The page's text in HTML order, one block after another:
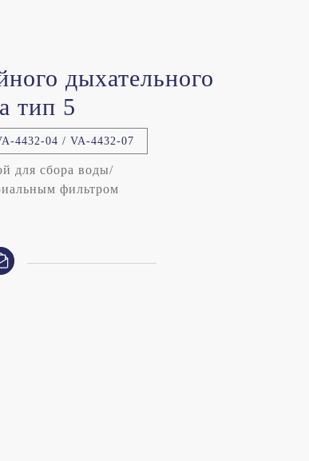
дыхательного
тип 5
4432-04 / VA-4432-07
для сбора воды/
фильтром